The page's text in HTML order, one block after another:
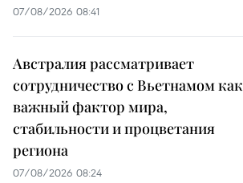
07/08/2026 08:41
Австралия рассматривает
сотрудничество с Вьетнамом как
важный фактор мира,
стабильности и процветания
региона
07/08/2026 08:24